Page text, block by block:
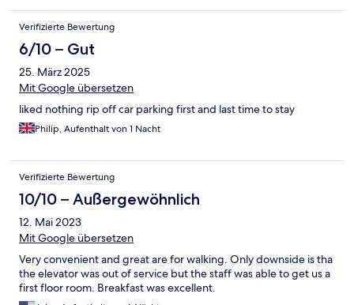
Verifizierte Bewertung
6/10 – Gut
25. März 2025
Mit Google übersetzen
liked nothing rip off car parking first and last time to stay
Philip, Aufenthalt von 1 Nacht
Verifizierte Bewertung
10/10 – Außergewöhnlich
12. Mai 2023
Mit Google übersetzen
Very convenient and great are for walking. Only downside is tha
the elevator was out of service but the staff was able to get us a
first floor room. Breakfast was excellent.